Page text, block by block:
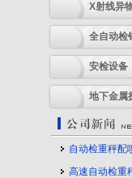
X射线异
全自动检
安检设备
地下金属